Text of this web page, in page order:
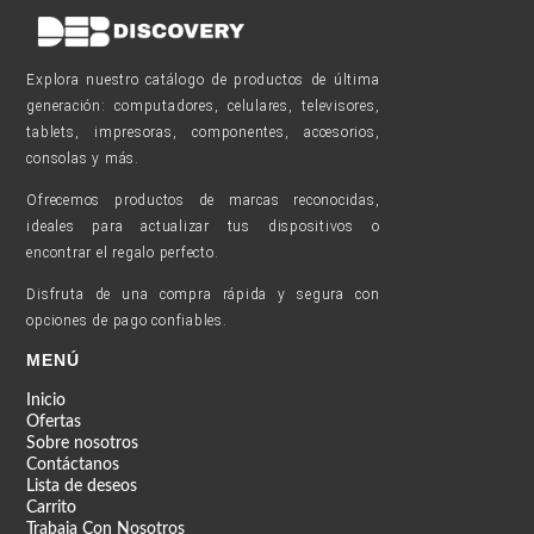
Explora nuestro catálogo de productos de última
generación: computadores, celulares, televisores,
tablets, impresoras, componentes, accesorios,
consolas y más.
Ofrecemos productos de marcas reconocidas,
ideales para actualizar tus dispositivos o
encontrar el regalo perfecto.
Disfruta de una compra rápida y segura con
opciones de pago confiables.
MENÚ
Inicio
Ofertas
Sobre nosotros
Contáctanos
Lista de deseos
Carrito
Trabaja Con Nosotros